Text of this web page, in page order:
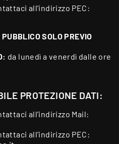
all'indirizzo PEC:
SOLO PREVIO
da lunedì a venerdì dalle ore
PROTEZIONE DATI:
all’indirizzo Mail:
all’indirizzo PEC: